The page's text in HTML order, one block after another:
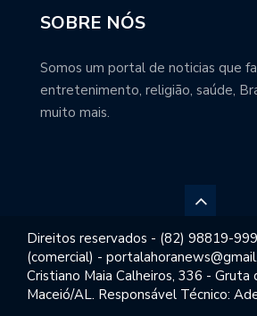
SOBRE NÓS
Somos um portal de noticias que
entretenimento, religião, saúde,
muito mais.
Direitos reservados - (82) 98819-
(comercial) -
Cristiano Maia Calheiros, 336 - Gruta
Maceió/AL. Responsável Técnico: